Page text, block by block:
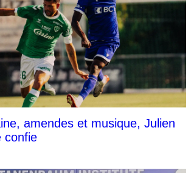
amendes et musique, Julien
confie